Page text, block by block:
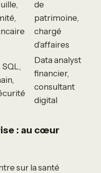
de
patrimoine,
chargé
d’affaires
Data analyst
financier,
consultant
digital
: au cœur
sur la santé